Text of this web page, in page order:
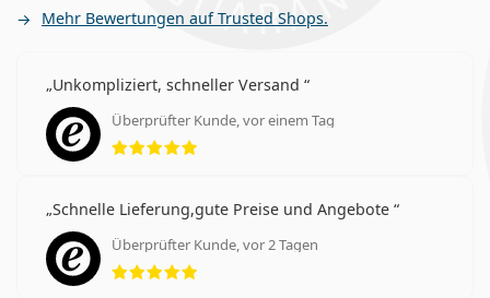
Mehr Bewertungen auf Trusted Shops.
Unkompliziert, schneller Versand
Überprüfter Kunde, vor einem Tag
Bewertung 5 aus 5
Schnelle Lieferung,gute Preise und Angebote
Überprüfter Kunde, vor 2 Tagen
Bewertung 5 aus 5